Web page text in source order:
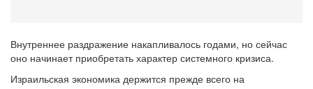
Внутреннее раздражение накапливалось годами, но сейчас
оно начинает приобретать характер системного кризиса.
Израильская экономика держится прежде всего на